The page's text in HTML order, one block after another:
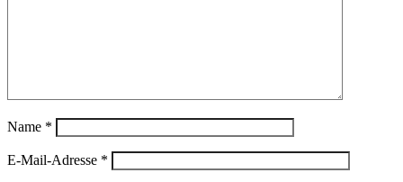
Name *
E-Mail-Adresse *